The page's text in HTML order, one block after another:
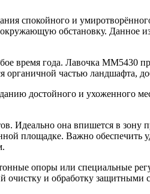
спокойного и
обстановку. Данное
время года. Лавочка ММ5430
частью ландшафта,
достойного и ухоженного
Идеально она впишется в зону
площадке. Важно обеспечить
опоры или специальные
и обработку защитными